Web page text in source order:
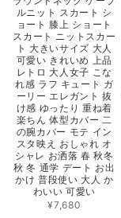
ルニット スカート シ
ョート 膝上 ショート
スカート ニットスカー
ト 大きいサイズ 大人
可愛い きれいめ 上品
レトロ 大人女子 こな
れ感 ラフ キュート ガ
ーリー エレガント 抜
け感 ゆったり 重ね着
楽ちん 体型カバー 二
の腕カバー モテ イン
スタ映え おしゃれ オ
シャレ お洒落 春 秋冬
秋 冬 通学 デート お出
かけ 普段使い 大人 か
わいい 可愛い
¥7,680